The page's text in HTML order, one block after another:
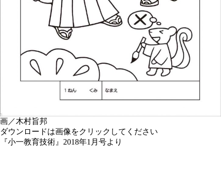
画／木村旨邦
ダウンロードは画像をクリックしてください
『小一教育技術』2018年1月号より